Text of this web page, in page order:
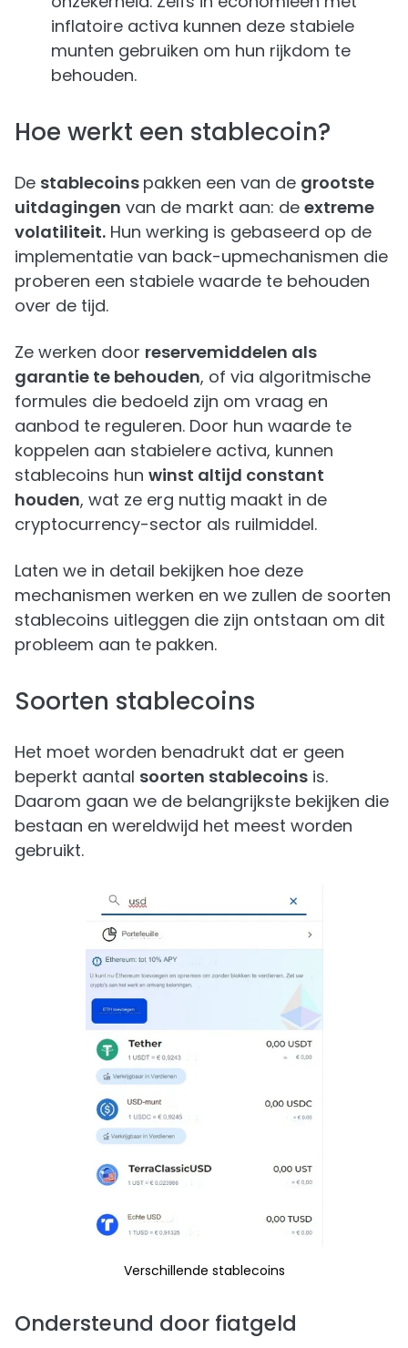
inflatoire activa kunnen deze stabiele
munten gebruiken om hun rijkdom te
behouden.
Hoe werkt een stablecoin?
De stablecoins pakken een van de grootste
uitdagingen van de markt aan: de extreme
volatiliteit. Hun werking is gebaseerd op de
implementatie van back-upmechanismen die
proberen een stabiele waarde te behouden
over de tijd.
Ze werken door reservemiddelen als
garantie te behouden, of via algoritmische
formules die bedoeld zijn om vraag en
aanbod te reguleren. Door hun waarde te
koppelen aan stabielere activa, kunnen
stablecoins hun winst altijd constant
houden, wat ze erg nuttig maakt in de
cryptocurrency-sector als ruilmiddel.
Laten we in detail bekijken hoe deze
mechanismen werken en we zullen de soorten
stablecoins uitleggen die zijn ontstaan om dit
probleem aan te pakken.
Soorten stablecoins
Het moet worden benadrukt dat er geen
beperkt aantal soorten stablecoins is.
Daarom gaan we de belangrijkste bekijken die
bestaan en wereldwijd het meest worden
gebruikt.
Verschillende stablecoins
Ondersteund door fiatgeld